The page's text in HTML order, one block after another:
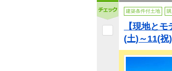
建築条件付土地
【現地と
(土)～11(祝